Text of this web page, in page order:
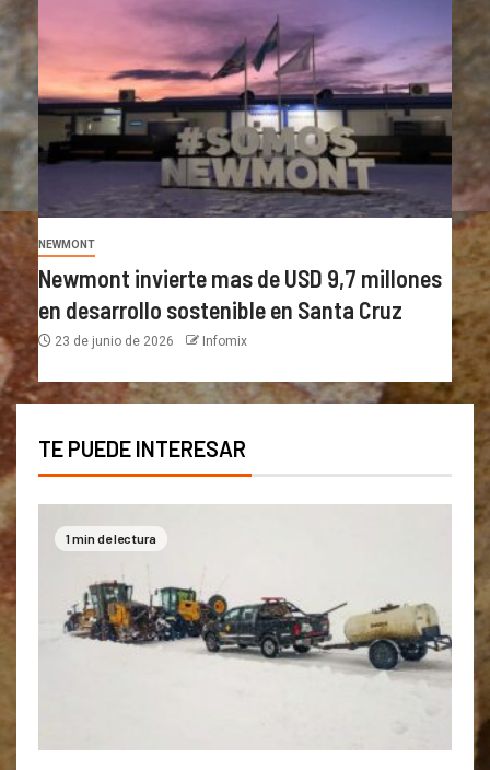
NEWMONT
Newmont invierte mas de USD 9,7 millones
en desarrollo sostenible en Santa Cruz
23 de junio de 2026 Infomix
TE PUEDE INTERESAR
1 min de lectura